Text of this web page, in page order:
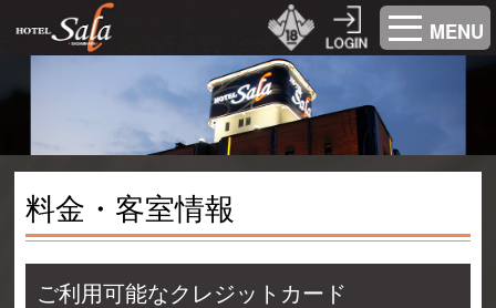
MENU
料金・客室情報
ご利用可能なクレジットカード